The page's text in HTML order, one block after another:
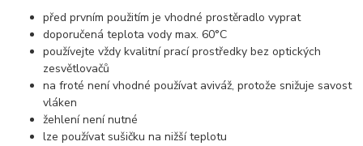
před prvním použitím je vhodné prostěradlo vyprat
doporučená teplota vody max. 60°C
používejte vždy kvalitní prací prostředky bez optických
zesvětlovačů
na froté není vhodné používat aviváž, protože snižuje savost
vláken
žehlení není nutné
lze používat sušičku na nižší teplotu